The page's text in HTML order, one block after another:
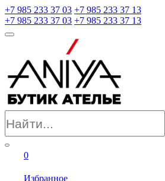
+7 985 233 37 03 +7 985 233 37 13
+7 985 233 37 03 +7 985 233 37 13
0
Избранное